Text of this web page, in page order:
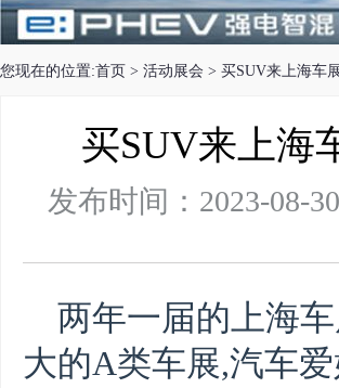
您现在的位置:首页 > 活动展会 > 买SUV来上海车
买SUV来上海
发布时间：2023-
两年一届的上海
大的A类车展,汽车